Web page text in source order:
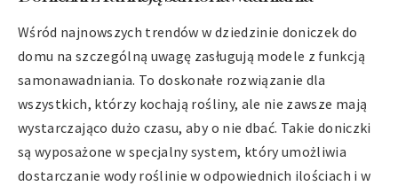
Wśród najnowszych trendów w dziedzinie doniczek do
domu na szczególną uwagę zasługują modele z funkcją
samonawadniania. To doskonałe rozwiązanie dla
wszystkich, którzy kochają rośliny, ale nie zawsze mają
wystarczająco dużo czasu, aby o nie dbać. Takie doniczki
są wyposażone w specjalny system, który umożliwia
dostarczanie wody roślinie w odpowiednich ilościach i w